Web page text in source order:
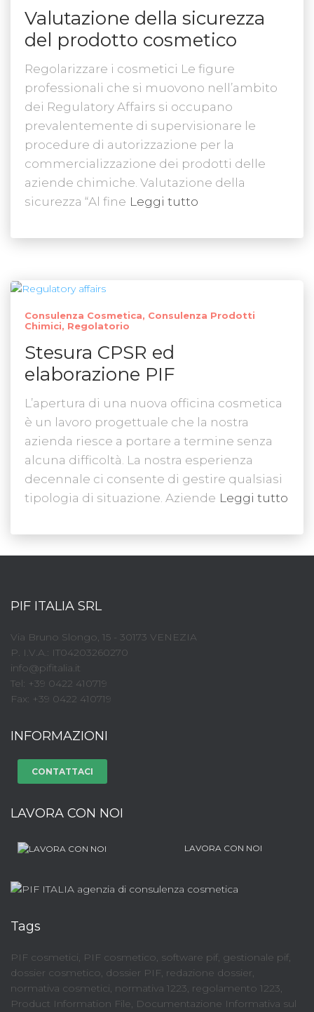
Valutazione della sicurezza
del prodotto cosmetico
Regolarizzare i cosmetici Le figure
professionali che si muovono nell’ambito
dei Regulatory Affairs si occupano
prevalentemente di supervisionare le
procedure di autorizzazione per la
commercializzazione dei prodotti delle
aziende chimiche. Valutazione della
sicurezza “Al fine Leggi tutto
Consulenza Cosmetica
Consulenza Prodotti
Chimici
Regolatorio
Stesura CPSR ed
elaborazione PIF
L’apertura di una nuova officina cosmetica
è un lavoro progettuale che la nostra
azienda riesce a portare a termine senza
alcuna difficoltà. La nostra esperienza
decennale ci consente di gestire qualsiasi
tipologia di situazione. Aziende Leggi tutto
PIF ITALIA SRL
Via Bruno Slongo, 15 - 30173 VENEZIA
P. I.V.A.: IT04203260270
info@pifitalia.it
Tel: +39 0422 410719
Fax: +39 0422 410719
INFORMAZIONI
CONTATTACI
LAVORA CON NOI
LAVORA CON NOI
Tags
PIF cosmetici, PIF cosmetico, software pif, gestionale pif,
dossier cosmetico, dossier PIF, redazione dossier,
normativa cosmetici, normativa 1223, regolamento 1223,
Product Information File, Documentazione Informativa sul